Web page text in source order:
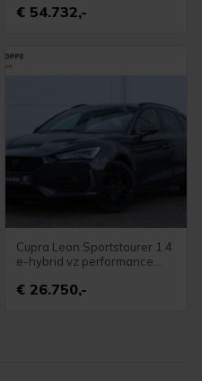
rijden |
€ 54.732,-
Cupra Leon Sportstourer 1.4
e-hybrid vz performance
€ 26.750,-